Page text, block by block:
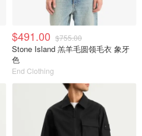
$491.00 $755.00
Stone Island 羔羊毛圆领毛衣 象牙
色
End Clothing